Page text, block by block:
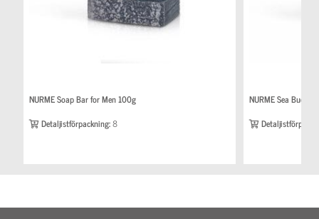
NURME Soap Bar for Men 100g
Detaljistförpackning:8
NURME Sea